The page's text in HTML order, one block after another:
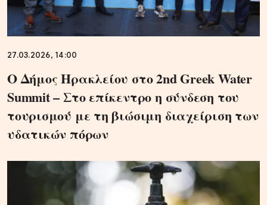
27.03.2026, 14:00
Ο Δήμος Ηρακλείου στο 2nd Greek Water
Summit – Στο επίκεντρο η σύνδεση του
τουρισμού με τη βιώσιμη διαχείριση των
υδατικών πόρων